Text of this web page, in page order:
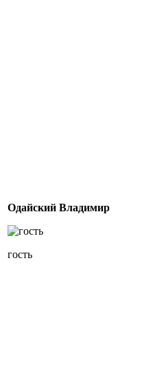
Одайский Владимир
гость